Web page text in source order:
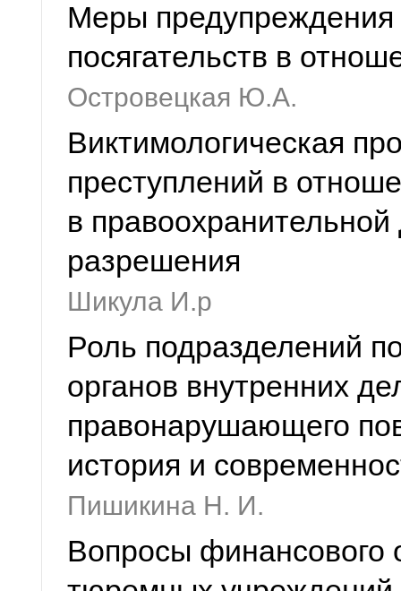
Меры предупреждения
посягательств в
Островецкая Ю.А.
Виктимологическая
преступлений в
в
разрешения
Шикула И.р
Роль подразделений
органов внутренних
правонарушающего
история и
Пишикина Н. И.
Вопросы финансового